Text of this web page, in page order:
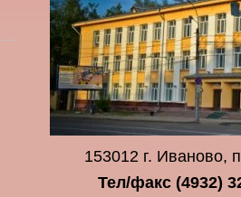
153012 г. Иваново,
Тел/факс (4932)